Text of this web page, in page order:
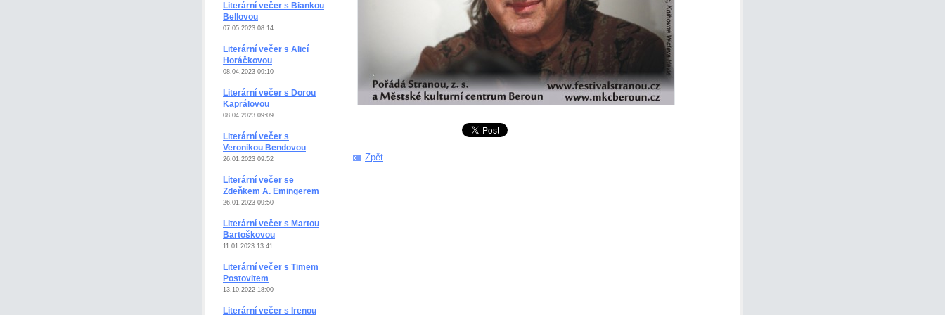
Zpět
Literární večer s Biankou
Bellovou
07.05.2023 08:14
Literární večer s Alicí
Horáčkovou
08.04.2023 09:10
Literární večer s Dorou
Kaprálovou
08.04.2023 09:09
Literární večer s
Veronikou Bendovou
26.01.2023 09:52
Literární večer se
Zdeňkem A. Emingerem
26.01.2023 09:50
Literární večer s Martou
Bartoškovou
11.01.2023 13:41
Literární večer s Timem
Postovitem
13.10.2022 18:00
Literární večer s Irenou